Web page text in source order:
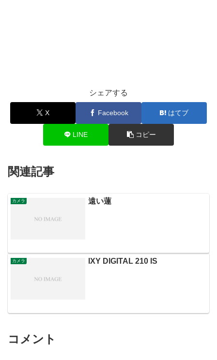
シェアする
X Facebook はてブ
LINE コピー
関連記事
カメラ 遠い蓮
カメラ IXY DIGITAL 210 IS
コメント